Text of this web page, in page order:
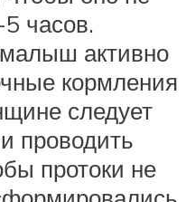
часов.
активно
кормления
следует
проводить
протоки не